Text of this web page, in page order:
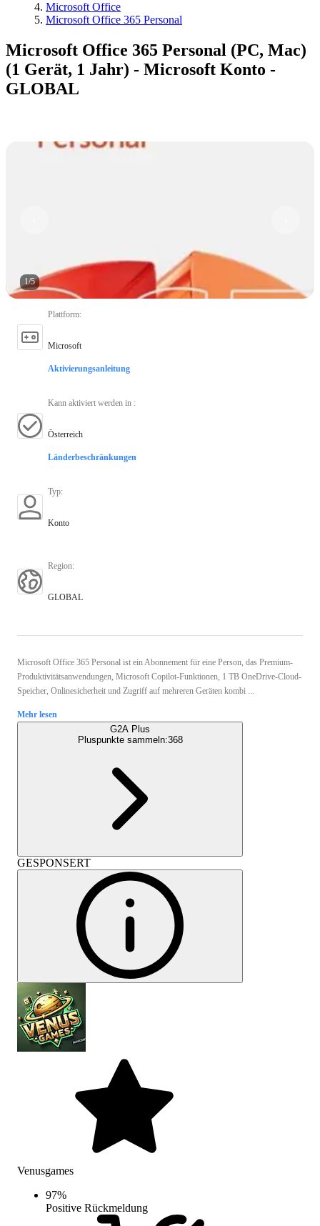
Microsoft Office
Microsoft Office 365 Personal
Microsoft Office 365 Personal (PC, Mac)
(1 Gerät, 1 Jahr) - Microsoft Konto -
GLOBAL
1/5
Plattform:
Microsoft
Aktivierungsanleitung
Kann aktiviert werden in :
Österreich
Länderbeschränkungen
Typ:
Konto
Region:
GLOBAL
Microsoft Office 365 Personal ist ein Abonnement für eine Person, das Premium-
Produktivitätsanwendungen, Microsoft Copilot-Funktionen, 1 TB OneDrive-Cloud-
Speicher, Onlinesicherheit und Zugriff auf mehreren Geräten kombi ...
Mehr lesen
G2A Plus
Pluspunkte sammeln:368
GESPONSERT
Venusgames
97%
Positive Rückmeldung